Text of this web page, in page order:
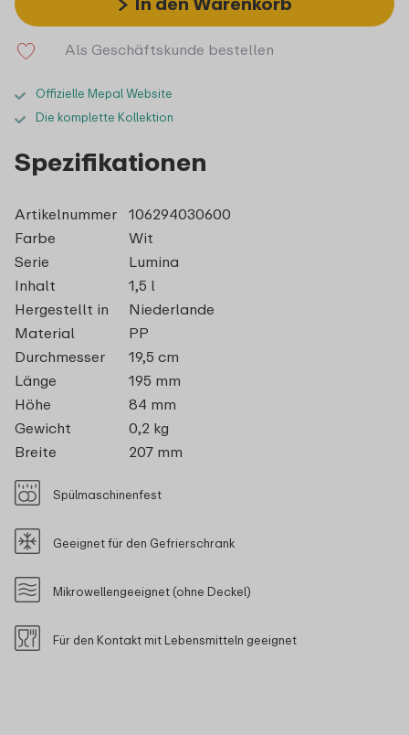
Als Geschäftskunde bestellen
Offizielle Mepal Website
Die komplette Kollektion
Spezifikationen
Artikelnummer
106294030600
Farbe
Wit
Serie
Lumina
Inhalt
1,5 l
Hergestellt in
Niederlande
Material
PP
Durchmesser
19,5 cm
Länge
195 mm
Höhe
84 mm
Gewicht
0,2 kg
Breite
207 mm
Spülmaschinenfest
Geeignet für den Gefrierschrank
Mikrowellengeeignet (ohne Deckel)
Für den Kontakt mit Lebensmitteln geeignet